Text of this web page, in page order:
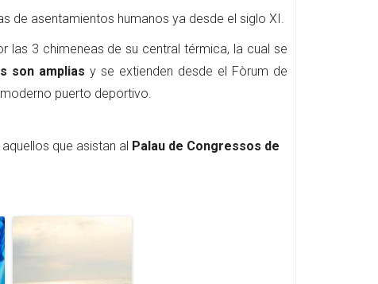
de asentamientos humanos ya desde el siglo XI.
las 3 chimeneas de su central térmica, la cual se
son amplias y se extienden desde el Fòrum de
puerto deportivo.
que asistan al Palau de Congressos de